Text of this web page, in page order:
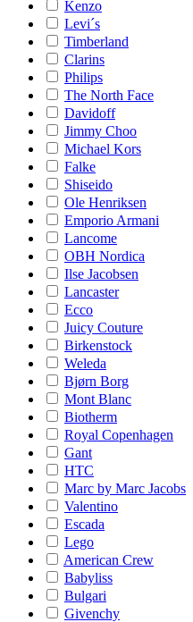
Kenzo
Levi´s
Timberland
Clarins
Philips
The North Face
Davidoff
Jimmy Choo
Michael Kors
Falke
Shiseido
Ole Henriksen
Emporio Armani
Lancome
OBH Nordica
Ilse Jacobsen
Lancaster
Ecco
Juicy Couture
Birkenstock
Weleda
Bjørn Borg
Mont Blanc
Biotherm
Royal Copenhagen
Gant
HTC
Marc by Marc Jacobs
Valentino
Escada
Lego
American Crew
Babyliss
Bulgari
Givenchy